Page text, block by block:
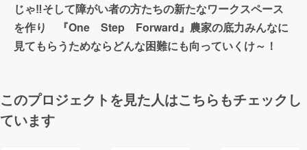
じゃ‼そして障がい者の方たちの新たなワークスペース
を作り 『One Step Forward』農家の底力みんなに
見てもらうためならどんな困難にも向っていくけ～！
このプロジェクトを見た人はこちらもチェックし
ています